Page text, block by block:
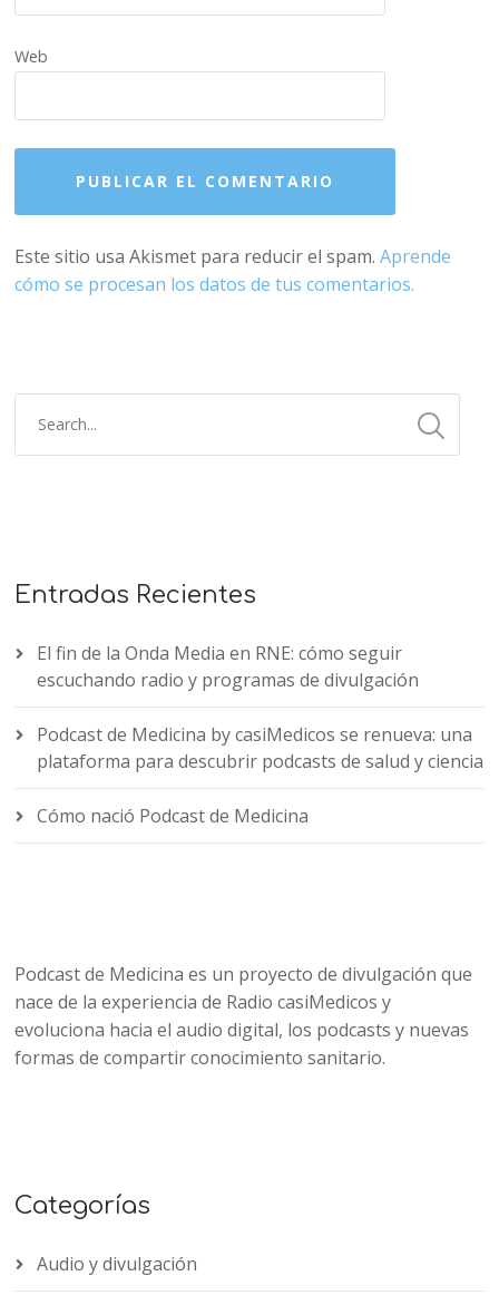
Web
Este sitio usa Akismet para reducir el spam.Aprende
cómo se procesan los datos de tus comentarios.
Entradas Recientes
El fin de la Onda Media en RNE: cómo seguir
escuchando radio y programas de divulgación
Podcast de Medicina by casiMedicos se renueva: una
plataforma para descubrir podcasts de salud y ciencia
Cómo nació Podcast de Medicina
Podcast de Medicina es un proyecto de divulgación que
nace de la experiencia de Radio casiMedicos y
evoluciona hacia el audio digital, los podcasts y nuevas
formas de compartir conocimiento sanitario.
Categorías
Audio y divulgación